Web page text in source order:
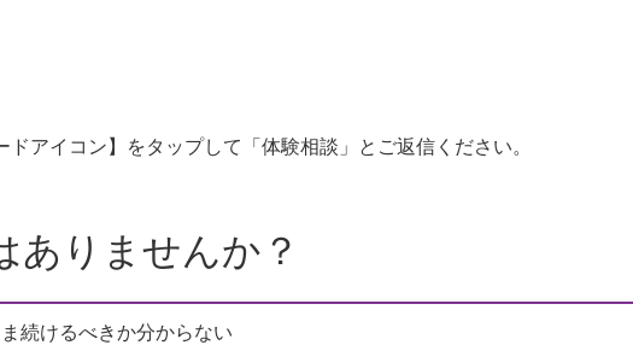
アイコン】をタップして「体験相談」とご返信ください。
ありませんか？
続けるべきか分からない